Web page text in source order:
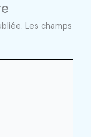
Les champs